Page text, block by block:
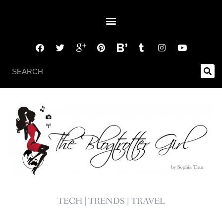
TECH | TRENDS | TRAVEL